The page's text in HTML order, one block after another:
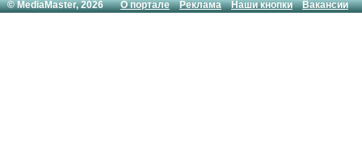
© MediaMaster, 2026О портале Реклама Наши кнопки Вакансии